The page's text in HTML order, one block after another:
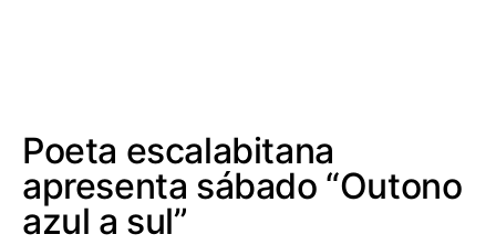
Poeta escalabitana
apresenta sábado “Outono
azul a sul”